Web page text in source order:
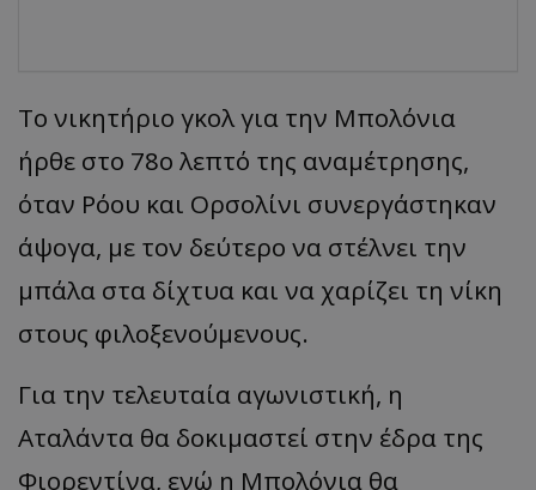
Το νικητήριο γκολ για την Μπολόνια
ήρθε στο 78ο λεπτό της αναμέτρησης,
όταν Ρόου και Ορσολίνι συνεργάστηκαν
άψογα, με τον δεύτερο να στέλνει την
μπάλα στα δίχτυα και να χαρίζει τη νίκη
στους φιλοξενούμενους.
Για την τελευταία αγωνιστική, η
Αταλάντα θα δοκιμαστεί στην έδρα της
Φιορεντίνα, ενώ η Μπολόνια θα